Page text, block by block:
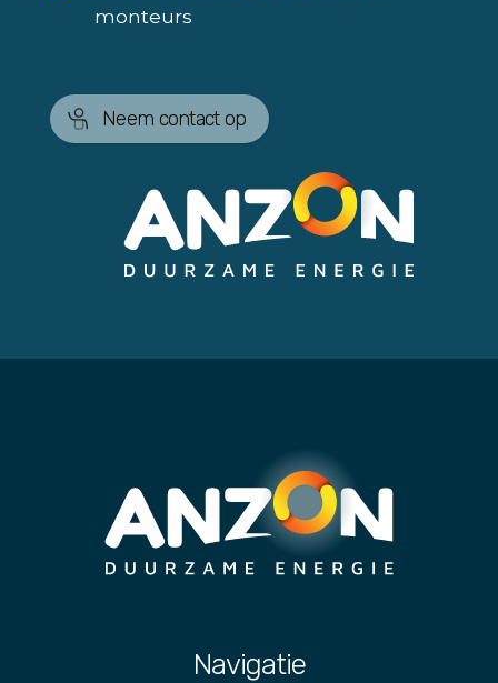
monteurs
Neem contact op
Navigatie